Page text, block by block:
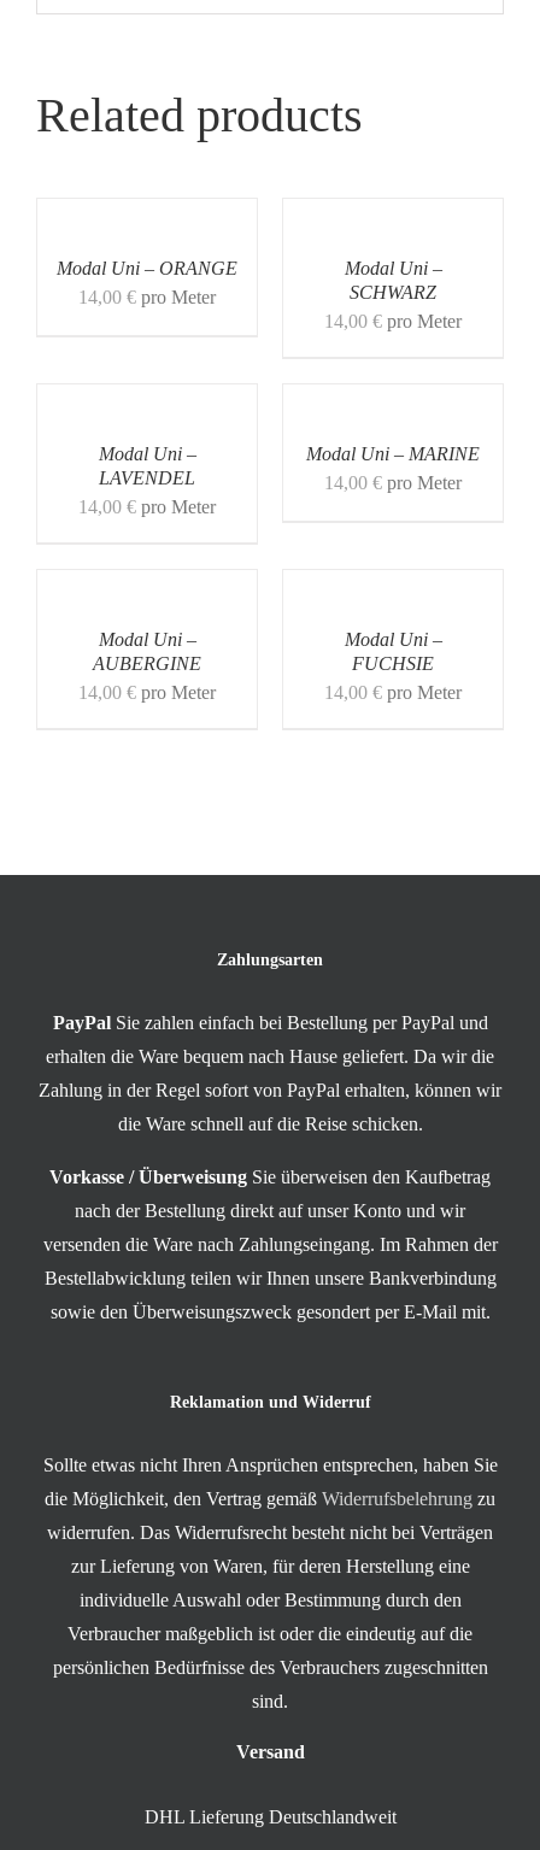
Related products
Modal Uni – ORANGE
14,00 € pro Meter
Modal Uni –
SCHWARZ
14,00 € pro Meter
Modal Uni –
LAVENDEL
14,00 € pro Meter
Modal Uni – MARINE
14,00 € pro Meter
Modal Uni –
AUBERGINE
14,00 € pro Meter
Modal Uni –
FUCHSIE
14,00 € pro Meter
Zahlungsarten
PayPal Sie zahlen einfach bei Bestellung per PayPal und
erhalten die Ware bequem nach Hause geliefert. Da wir die
Zahlung in der Regel sofort von PayPal erhalten, können wir
die Ware schnell auf die Reise schicken.
Vorkasse / Überweisung Sie überweisen den Kaufbetrag
nach der Bestellung direkt auf unser Konto und wir
versenden die Ware nach Zahlungseingang. Im Rahmen der
Bestellabwicklung teilen wir Ihnen unsere Bankverbindung
sowie den Überweisungszweck gesondert per E-Mail mit.
Reklamation und Widerruf
Sollte etwas nicht Ihren Ansprüchen entsprechen, haben Sie
die Möglichkeit, den Vertrag gemäß Widerrufsbelehrung zu
widerrufen. Das Widerrufsrecht besteht nicht bei Verträgen
zur Lieferung von Waren, für deren Herstellung eine
individuelle Auswahl oder Bestimmung durch den
Verbraucher maßgeblich ist oder die eindeutig auf die
persönlichen Bedürfnisse des Verbrauchers zugeschnitten
sind.
Versand
DHL Lieferung Deutschlandweit